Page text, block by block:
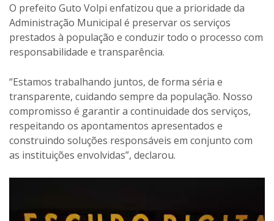
O prefeito Guto Volpi enfatizou que a prioridade da
Administração Municipal é preservar os serviços
prestados à população e conduzir todo o processo com
responsabilidade e transparência.
“Estamos trabalhando juntos, de forma séria e
transparente, cuidando sempre da população. Nosso
compromisso é garantir a continuidade dos serviços,
respeitando os apontamentos apresentados e
construindo soluções responsáveis em conjunto com
as instituições envolvidas”, declarou.
vídeo